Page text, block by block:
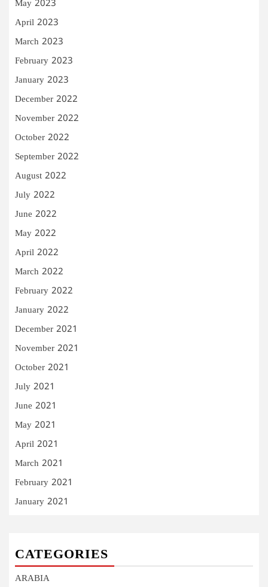
May 2023
April 2023
March 2023
February 2023
January 2023
December 2022
November 2022
October 2022
September 2022
August 2022
July 2022
June 2022
May 2022
April 2022
March 2022
February 2022
January 2022
December 2021
November 2021
October 2021
July 2021
June 2021
May 2021
April 2021
March 2021
February 2021
January 2021
CATEGORIES
ARABIA